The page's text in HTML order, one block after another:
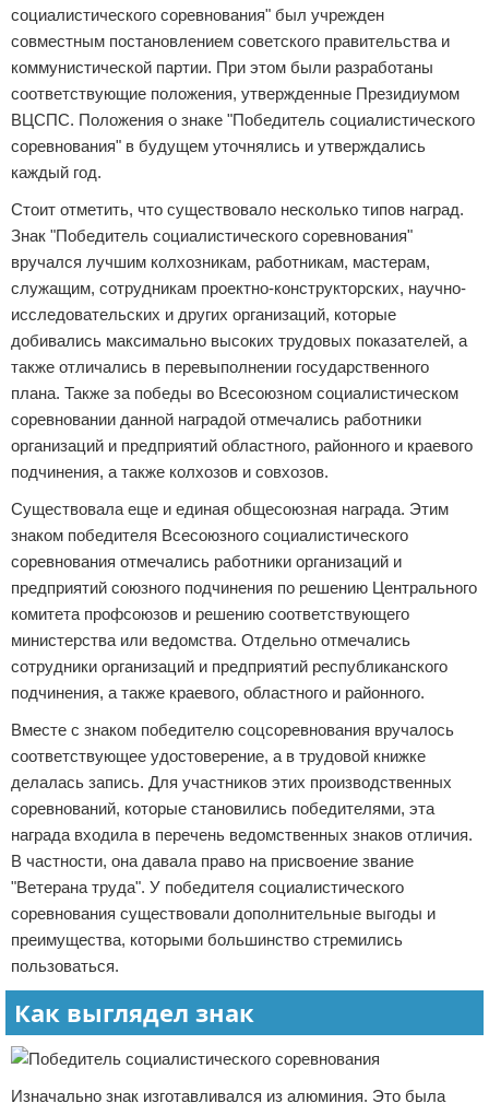
социалистического соревнования" был учрежден
совместным постановлением советского правительства и
коммунистической партии. При этом были разработаны
соответствующие положения, утвержденные Президиумом
ВЦСПС. Положения о знаке "Победитель социалистического
соревнования" в будущем уточнялись и утверждались
каждый год.
Стоит отметить, что существовало несколько типов наград.
Знак "Победитель социалистического соревнования"
вручался лучшим колхозникам, работникам, мастерам,
служащим, сотрудникам проектно-конструкторских, научно-
исследовательских и других организаций, которые
добивались максимально высоких трудовых показателей, а
также отличались в перевыполнении государственного
плана. Также за победы во Всесоюзном социалистическом
соревновании данной наградой отмечались работники
организаций и предприятий областного, районного и краевого
подчинения, а также колхозов и совхозов.
Существовала еще и единая общесоюзная награда. Этим
знаком победителя Всесоюзного социалистического
соревнования отмечались работники организаций и
предприятий союзного подчинения по решению Центрального
комитета профсоюзов и решению соответствующего
министерства или ведомства. Отдельно отмечались
сотрудники организаций и предприятий республиканского
подчинения, а также краевого, областного и районного.
Вместе с знаком победителю соцсоревнования вручалось
соответствующее удостоверение, а в трудовой книжке
делалась запись. Для участников этих производственных
соревнований, которые становились победителями, эта
награда входила в перечень ведомственных знаков отличия.
В частности, она давала право на присвоение звание
"Ветерана труда". У победителя социалистического
соревнования существовали дополнительные выгоды и
преимущества, которыми большинство стремились
пользоваться.
Как выглядел знак
Изначально знак изготавливался из алюминия. Это была